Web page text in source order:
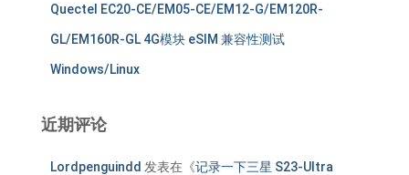
Quectel EC20-CE/EM05-CE/EM12-G/EM120R-
GL/EM160R-GL 4G模块 eSIM 兼容性测试
Windows/Linux
近期评论
Lordpenguindd 发表在《记录一下三星 S23-Ultra